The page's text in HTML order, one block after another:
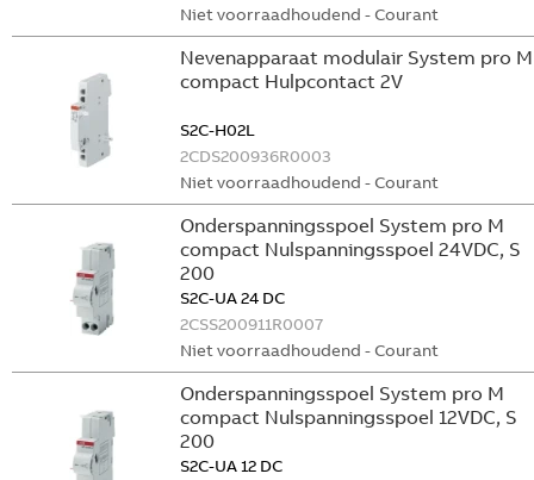
Niet voorraadhoudend - Courant
Nevenapparaat modulair System pro M
compact Hulpcontact 2V
S2C-H02L
2CDS200936R0003
Niet voorraadhoudend - Courant
Onderspanningsspoel System pro M
compact Nulspanningsspoel 24VDC, S
200
S2C-UA 24 DC
2CSS200911R0007
Niet voorraadhoudend - Courant
Onderspanningsspoel System pro M
compact Nulspanningsspoel 12VDC, S
200
S2C-UA 12 DC